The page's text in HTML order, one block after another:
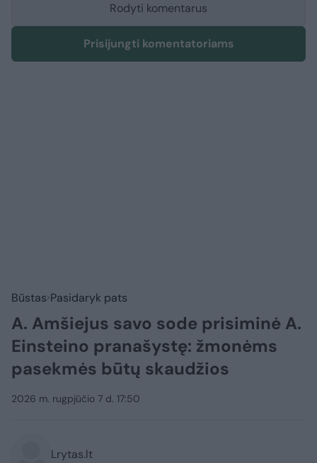
Rodyti komentarus
Prisijungti komentatoriams
Būstas Pasidaryk pats
A. Amšiejus savo sode prisiminė A.
Einsteino pranašystę: žmonėms
pasekmės būtų skaudžios
2026 m. rugpjūčio 7 d. 17:50
Lrytas.lt